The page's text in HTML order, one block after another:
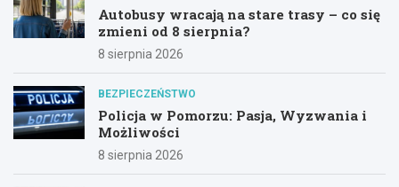
Autobusy wracają na stare trasy – co się
zmieni od 8 sierpnia?
8 sierpnia 2026
BEZPIECZEŃSTWO
Policja w Pomorzu: Pasja, Wyzwania i
Możliwości
8 sierpnia 2026